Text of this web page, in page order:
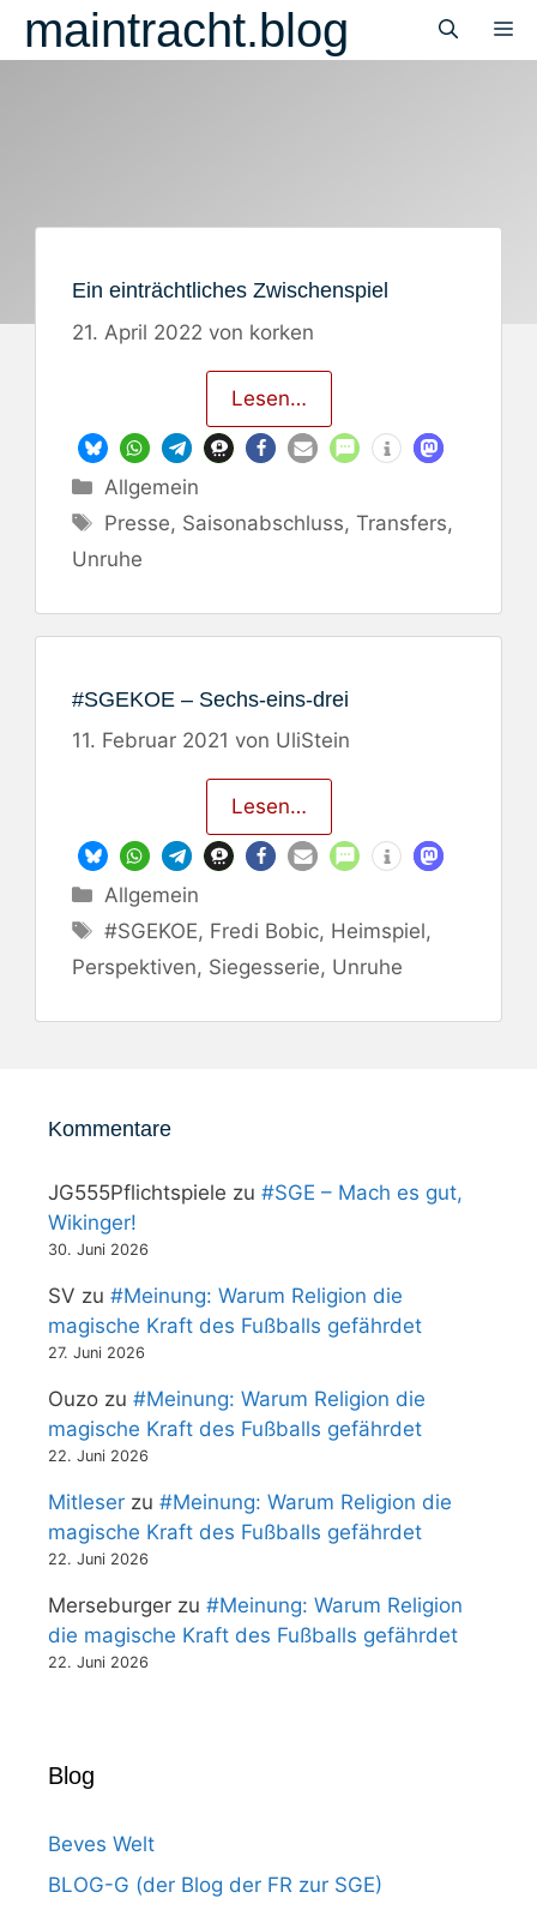
Inhaltmaintracht.blog
Ein einträchtliches Zwischenspiel
21. April 2022 von korken
Lesen…
Kategorien
Allgemein
Schlagwörter
Presse, Saisonabschluss,Transfers,
Unruhe
#SGEKOE – Sechs-eins-drei
11. Februar 2021 von UliStein
Lesen…
Kategorien
Allgemein
Schlagwörter
#SGEKOE, Fredi Bobic, Heimspiel,
Perspektiven, Siegesserie, Unruhe
Kommentare
JG555Pflichtspiele zu #SGE – Mach es gut,
Wikinger!
30. Juni 2026
SV zu #Meinung: Warum Religion die
magische Kraft des Fußballs gefährdet
27. Juni 2026
Ouzo zu #Meinung: Warum Religion die
magische Kraft des Fußballs gefährdet
22. Juni 2026
Mitleser zu #Meinung: Warum Religion die
magische Kraft des Fußballs gefährdet
22. Juni 2026
Merseburger zu #Meinung: Warum Religion
die magische Kraft des Fußballs gefährdet
22. Juni 2026
Blog
Beves Welt
BLOG-G (der Blog der FR zur SGE)